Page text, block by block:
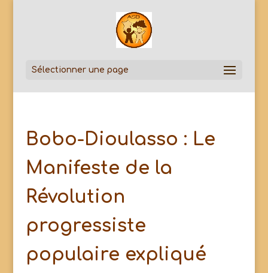
Sélectionner une page
Bobo-Dioulasso : Le
Manifeste de la
Révolution
progressiste
populaire expliqué